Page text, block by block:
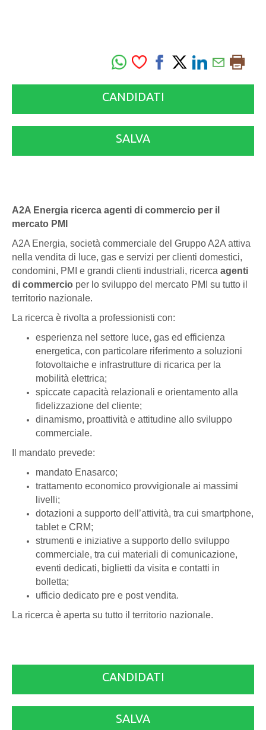
CANDIDATI
SALVA
A2A Energia ricerca agenti di commercio per il
mercato PMI
A2A Energia, società commerciale del Gruppo A2A attiva
nella vendita di luce, gas e servizi per clienti domestici,
condomini, PMI e grandi clienti industriali, ricerca agenti
di commercio per lo sviluppo del mercato PMI su tutto il
territorio nazionale.
La ricerca è rivolta a professionisti con:
esperienza nel settore luce, gas ed efficienza
energetica, con particolare riferimento a soluzioni
fotovoltaiche e infrastrutture di ricarica per la
mobilità elettrica;
spiccate capacità relazionali e orientamento alla
fidelizzazione del cliente;
dinamismo, proattività e attitudine allo sviluppo
commerciale.
Il mandato prevede:
mandato Enasarco;
trattamento economico provvigionale ai massimi
livelli;
dotazioni a supporto dell’attività, tra cui smartphone,
tablet e CRM;
strumenti e iniziative a supporto dello sviluppo
commerciale, tra cui materiali di comunicazione,
eventi dedicati, biglietti da visita e contatti in
bolletta;
ufficio dedicato pre e post vendita.
La ricerca è aperta su tutto il territorio nazionale.
CANDIDATI
SALVA